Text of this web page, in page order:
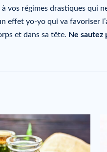
à vos régimes drastiques qui
effet yo-yo qui va favoriser
et dans sa tête. Ne sautez